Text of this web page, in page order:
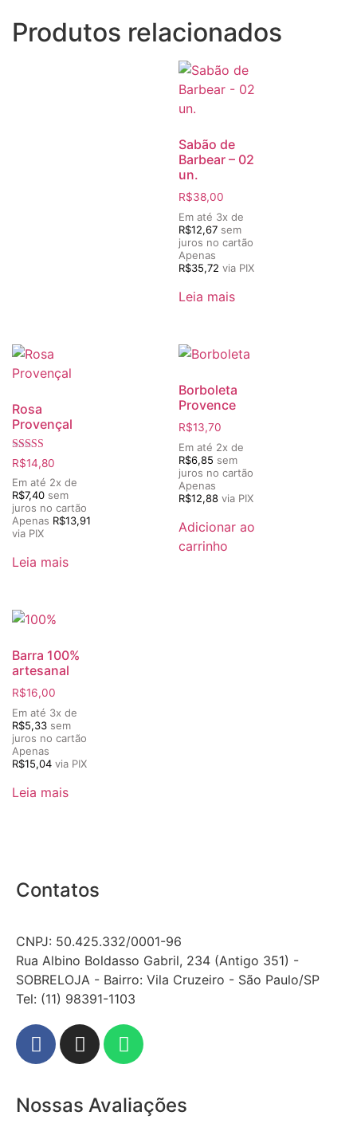
Produtos relacionados
Sabão de
Barbear – 02
un.
R$38,00
Em até 3x de
R$12,67 sem
juros no cartão
Apenas
R$35,72 via PIX
Leia mais
Rosa
Provençal
Avaliação
5.00
de 5
R$14,80
Em até 2x de
R$7,40 sem
juros no cartão
Apenas R$13,91
via PIX
Leia mais
Borboleta
Provence
R$13,70
Em até 2x de
R$6,85 sem
juros no cartão
Apenas
R$12,88 via PIX
Adicionar ao
carrinho
Barra 100%
artesanal
R$16,00
Em até 3x de
R$5,33 sem
juros no cartão
Apenas
R$15,04 via PIX
Leia mais
Contatos
CNPJ: 50.425.332/0001-96
Rua Albino Boldasso Gabril, 234 (Antigo 351) -
SOBRELOJA - Bairro: Vila Cruzeiro - São Paulo/SP
​​​​​​​​​​​​​​​​​​​​Tel: (11) 98391-1103
Nossas Avaliações